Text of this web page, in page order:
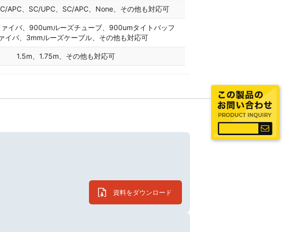
APC、SC/UPC、SC/APC、None、その他も対応可
イバ、900umルーズチューブ、900umタイトバッフ
イバ、3mmルーズケーブル、その他も対応可
1.5m、1.75m、その他も対応可
資料をダウンロード